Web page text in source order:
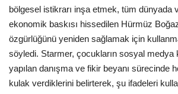
Firma Rehberi
Pazaryeri
Restoranlar
bölgesel istikrarı inşa etmek, tüm dünyada
ekonomik baskısı hissedilen Hürmüz
özgürlüğünü yeniden sağlamak için
söyledi. Starmer, çocukların sosyal medya
yapılan danışma ve fikir beyanı sürecinde
kulak verdiklerini belirterek, şu ifadeleri